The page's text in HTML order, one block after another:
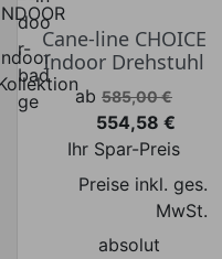
Cane-line CHOICE
Indoor Drehstuhl
Verkaufspreis
ab 585,00 €
Preis
554,58 €
Ihr Spar-Preis
Preise inkl. ges.
MwSt.
absolut